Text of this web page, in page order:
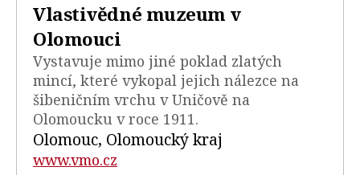
Vlastivědné muzeum v
Olomouci
Vystavuje mimo jiné poklad zlatých
mincí, které vykopal jejich nálezce na
šibeničním vrchu v Uničově na
Olomoucku v roce 1911.
Olomouc, Olomoucký kraj
www.vmo.cz